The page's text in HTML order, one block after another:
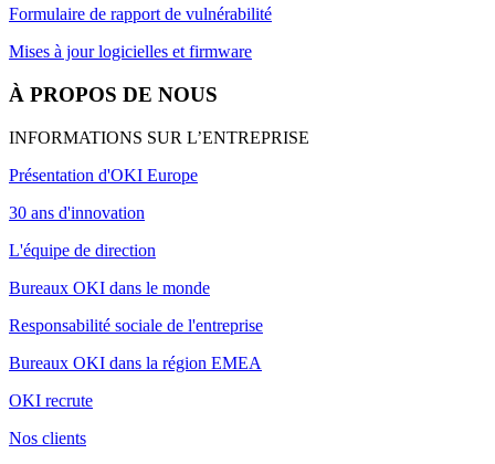
Formulaire de rapport de vulnérabilité
Mises à jour logicielles et firmware
À PROPOS DE NOUS
INFORMATIONS SUR L’ENTREPRISE
Présentation d'OKI Europe
30 ans d'innovation
L'équipe de direction
Bureaux OKI dans le monde
Responsabilité sociale de l'entreprise
Bureaux OKI dans la région EMEA
OKI recrute
Nos clients